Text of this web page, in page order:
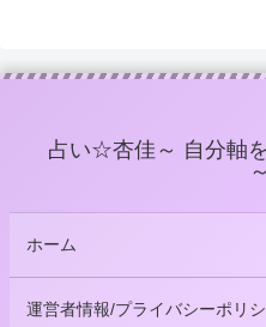
占い☆杏佳～ 自分軸
～
ホーム
運営者情報/プライバシーポリ